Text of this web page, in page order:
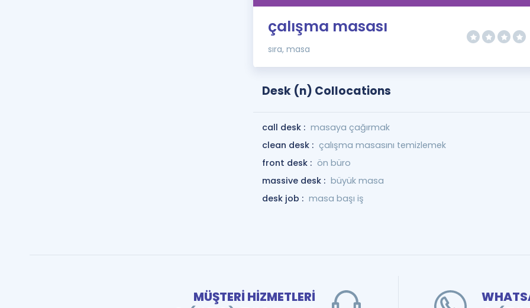
çalışma masası
sıra, masa
Desk (n) Collocations
call desk : masaya çağırmak
clean desk : çalışma masasını temizlemek
front desk : ön büro
massive desk : büyük masa
desk job : masa başı iş
MÜŞTERİ HİZMETLERİ